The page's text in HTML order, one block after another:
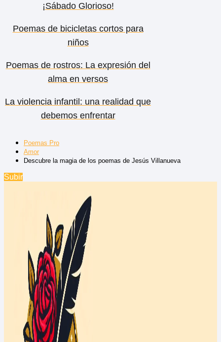
¡Sábado Glorioso!
Poemas de bicicletas cortos para
niños
Poemas de rostros: La expresión del
alma en versos
La violencia infantil: una realidad que
debemos enfrentar
Poemas Pro
Amor
Descubre la magia de los poemas de Jesús Villanueva
Subir